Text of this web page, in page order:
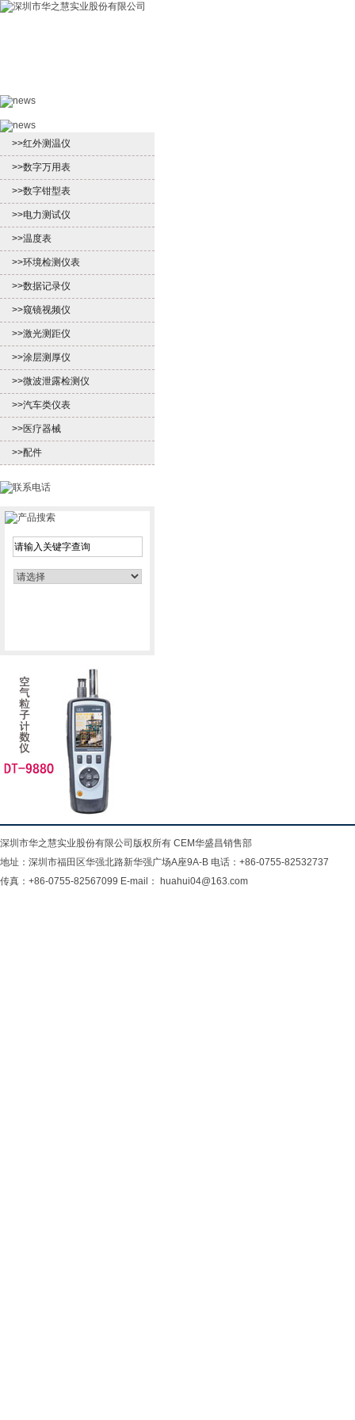
>>红外测温仪
>>数字万用表
>>数字钳型表
>>电力测试仪
>>温度表
>>环境检测仪表
>>数据记录仪
>>窥镜视频仪
>>激光测距仪
>>涂层测厚仪
>>微波泄露检测仪
>>汽车类仪表
>>医疗器械
>>配件
深圳市华之慧实业股份有限公司版权所有 CEM华盛昌销售部
地址：深圳市福田区华强北路新华强广场A座9A-B 电话：+86-0755-82532737
传真：+86-0755-82567099 E-mail： huahui04@163.com